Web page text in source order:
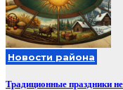
Новости района
Традиционные праздники